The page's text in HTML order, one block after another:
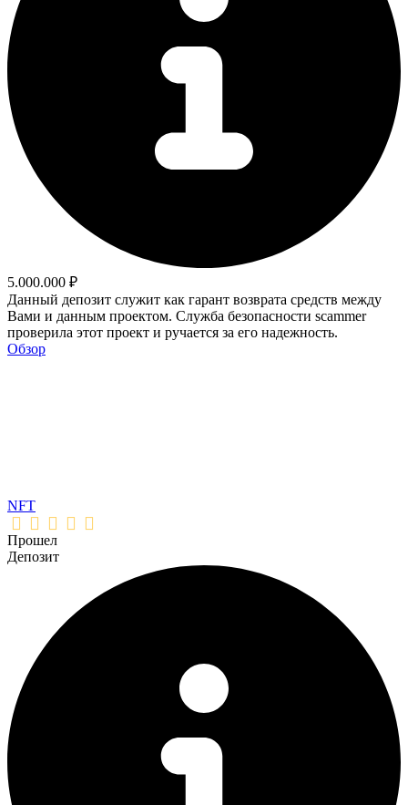
5.000.000 ₽
Данный депозит служит как гарант возврата средств между
Вами и данным проектом. Служба безопасности scammer
проверила этот проект и ручается за его надежность.
Обзор
NFT
Прошел
Депозит